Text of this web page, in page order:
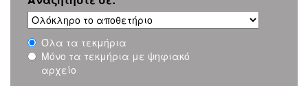
Όλα τα τεκμήρια
Μόνο τα τεκμήρια με ψηφιακό
αρχείο